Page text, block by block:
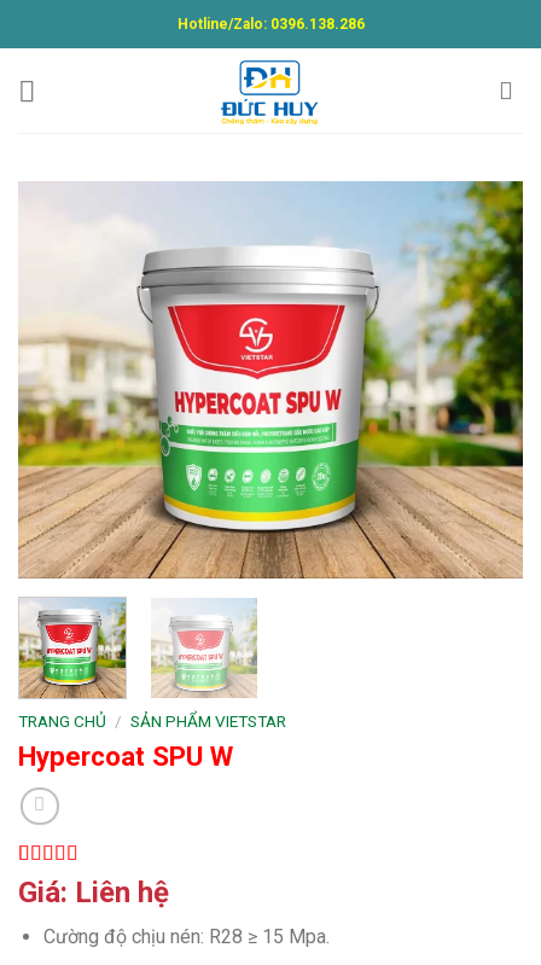
to
Hotline/Zalo: 0396.138.286
TRANG CHỦ / SẢN PHẨM VIETSTAR
Hypercoat SPU W
5.00trên 5
dựa trên
1
Giá: Liên hệ
Cường độ chịu nén: R28 ≥ 15 Mpa.